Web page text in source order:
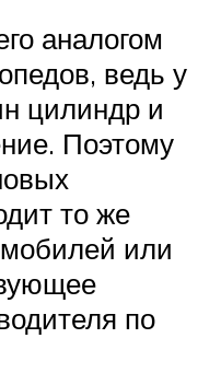
аналогом
ведь у
цилиндр и
Поэтому
то же
или
по